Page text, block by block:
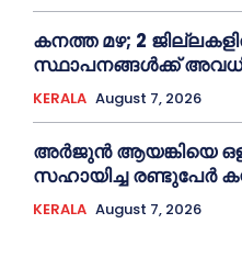
കനത്ത മഴ; 2
സ്ഥാപനങ്ങള്‍ക്ക്
KERALA August 7, 2026
അര്‍ജുന്‍ ആയങ്കിയെ
സഹായിച്ച രണ്ടുപേര്‍
KERALA August 7, 2026